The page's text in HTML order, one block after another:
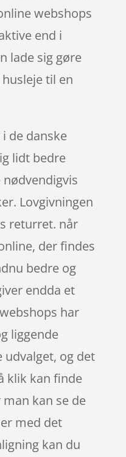
webshops
end i
lade sig gøre
til en
de danske
lidt bedre
Lovgivningen
returret. når
der findes
bedre og
endda et
har
liggende
udvalget, og det
klik kan finde
kan se de
med det
kan du